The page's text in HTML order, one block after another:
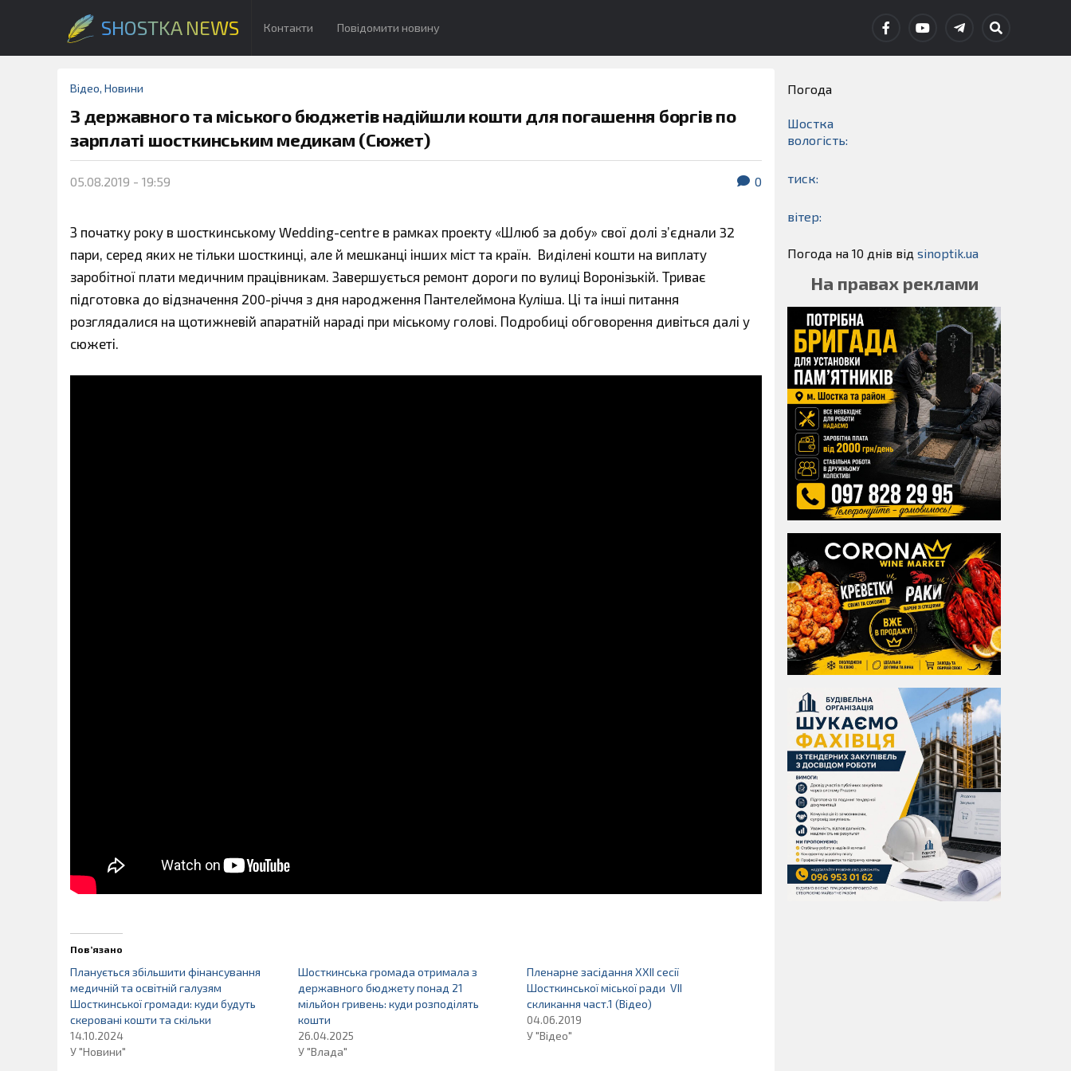
SHOSTKA NEWS Контакти Повідомити новину
Відео, Новини
З державного та міського бюджетів надійшли кошти для погашення боргів по
зарплаті шосткинським медикам (Сюжет)
05.08.2019 - 19:59 0
З початку року в шосткинському Wedding-centre в рамках проекту «Шлюб за добу» свої долі з’єднали 32
пари, серед яких не тільки шосткинці, але й мешканці інших міст та країн. Виділені кошти на виплату
заробітної плати медичним працівникам. Завершується ремонт дороги по вулиці Воронізькій. Триває
підготовка до відзначення 200-річчя з дня народження Пантелеймона Куліша. Ці та інші питання
розглядалися на щотижневій апаратній нараді при міському голові. Подробиці обговорення дивіться далі у
сюжеті.
Пов’язано
Планується збільшити фінансування
медичній та освітній галузям
Шосткинської громади: куди будуть
скеровані кошти та скільки
14.10.2024
У "Новини"
Шосткинська громада отримала з
державного бюджету понад 21
мільйон гривень: куди розподілять
кошти
26.04.2025
У "Влада"
Пленарне засідання ХХІІ сесії
Шосткинської міської ради VІІ
скликання част.1 (Відео)
04.06.2019
У "Відео"
Погода
Шостка
вологість:
тиск:
вітер:
Погода на 10 днів від sinoptik.ua
На правах реклами